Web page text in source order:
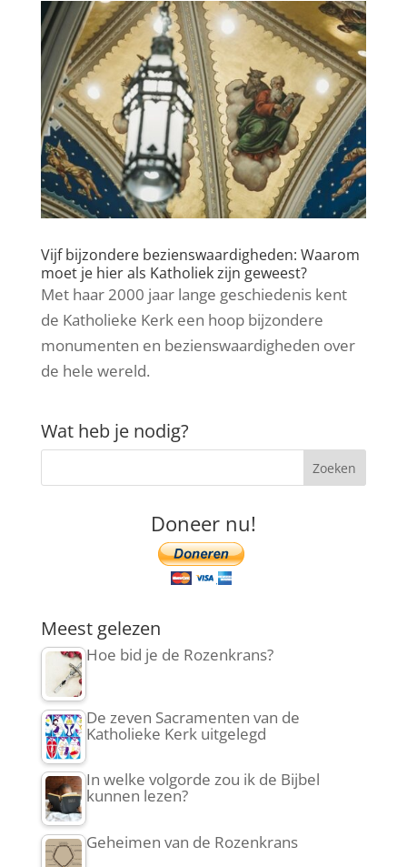
Vijf bijzondere bezienswaardigheden: Waarom
moet je hier als Katholiek zijn geweest?
Met haar 2000 jaar lange geschiedenis kent
de Katholieke Kerk een hoop bijzondere
monumenten en bezienswaardigheden over
de hele wereld.
Wat heb je nodig?
Doneer nu!
Meest gelezen
Hoe bid je de Rozenkrans?
De zeven Sacramenten van de
Katholieke Kerk uitgelegd
In welke volgorde zou ik de Bijbel
kunnen lezen?
Geheimen van de Rozenkrans